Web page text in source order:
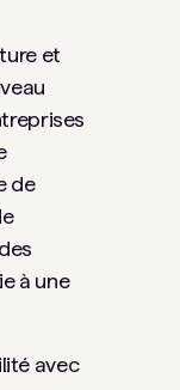
et
de
à une
avec